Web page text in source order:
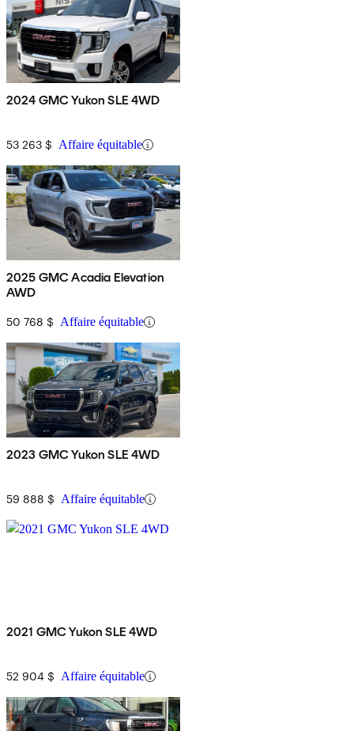
2024 GMC Yukon SLE 4WD
53 263 $ Affaire équitable
2025 GMC Acadia Elevation
AWD
50 768 $ Affaire équitable
2023 GMC Yukon SLE 4WD
59 888 $ Affaire équitable
2021 GMC Yukon SLE 4WD
52 904 $ Affaire équitable